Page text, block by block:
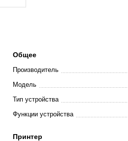
Общее
Производитель
Модель
Тип устройства
Функции устройства
Принтер